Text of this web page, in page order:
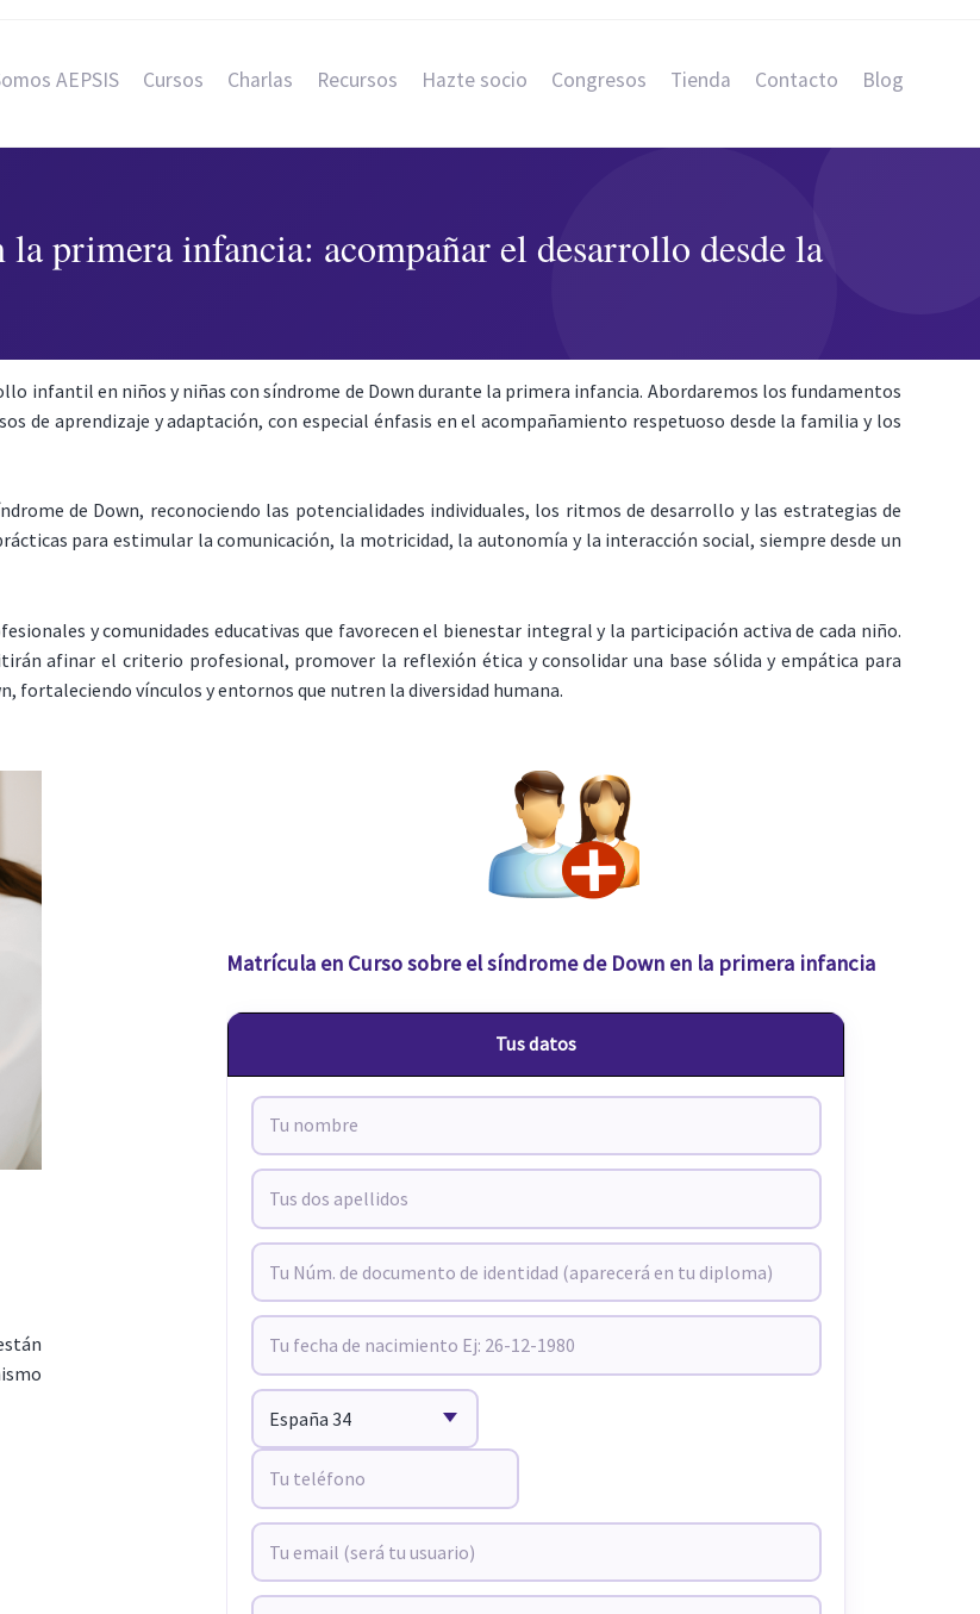
AEPSIS Cursos Charlas Recursos Hazte socio Congresos Tienda Contacto Blog
primera infancia: acompañar el desarrollo desde la
infantil en niños y niñas con síndrome de Down durante la primera infancia. Abordaremos los fundamentos
de aprendizaje y adaptación, con especial énfasis en el acompañamiento respetuoso desde la familia y los
de Down, reconociendo las potencialidades individuales, los ritmos de desarrollo y las estrategias de
para estimular la comunicación, la motricidad, la autonomía y la interacción social, siempre desde un
y comunidades educativas que favorecen el bienestar integral y la participación activa de cada niño.
afinar el criterio profesional, promover la reflexión ética y consolidar una base sólida y empática para
fortaleciendo vínculos y entornos que nutren la diversidad humana.
Matrícula en Curso sobre el síndrome de Down en la primera infancia
Tus datos